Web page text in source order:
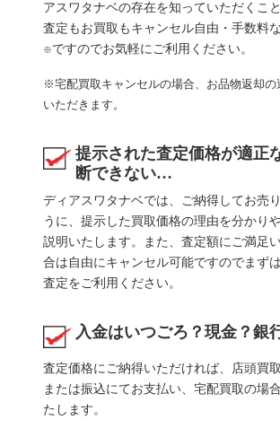
アスワタナベの存在を知っていただくこと
査定もお買取もキャンセル自由・手数料
※ですのでお気軽にご利用ください。
※宅配買取キャンセルの場合、お品物返却の
いただきます。
提示された査定価格が適正
断できない…
ディアスワタナベでは、ご納得してお売
うに、提示した買取価格の理由を分かり
説明いたします。また、査定額にご満足
合は自由にキャンセル可能ですのでまず
査定をご利用ください。
入金はいつごろ？現金？銀
査定価格にご納得いただければ、店頭買
または振込にてお支払い、宅配買取の場
たします。